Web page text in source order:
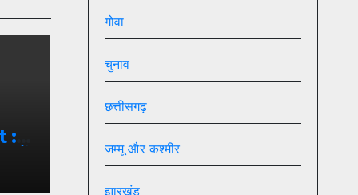
गोवा
चुनाव
छत्तीसगढ़
जम्मू और कश्मीर
झारखंड